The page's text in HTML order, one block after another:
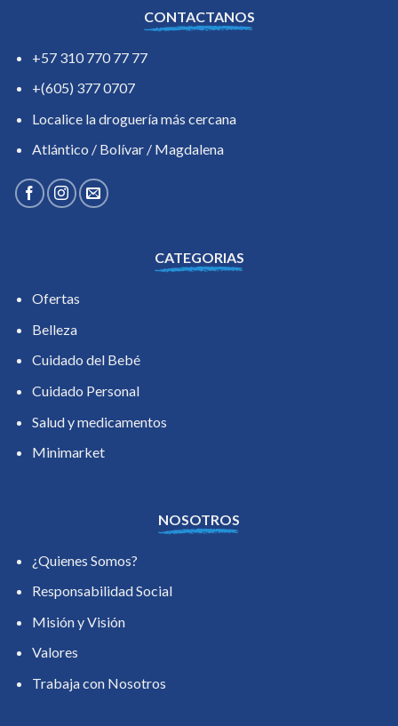
CONTACTANOS
+57 310 770 77 77
+(605) 377 0707
Localice la droguería más cercana
Atlántico / Bolívar / Magdalena
CATEGORIAS
Ofertas
Belleza
Cuidado del Bebé
Cuidado Personal
Salud y medicamentos
Minimarket
NOSOTROS
¿Quienes Somos?
Responsabilidad Social
Misión y Visión
Valores
Trabaja con Nosotros